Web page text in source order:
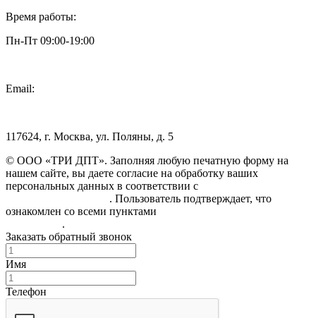
Время работы:
Пн-Пт 09:00-19:00
Email:
117624, г. Москва, ул. Поляны, д. 5
© ООО «ТРИ ДПТ». Заполняя любую печатную форму на
нашем сайте, вы даете согласие на обработку ваших
персональных данных в соответствии с
. Пользователь подтверждает, что
ознакомлен со всеми пунктами
.
Заказать обратный звонок
Имя
Телефон